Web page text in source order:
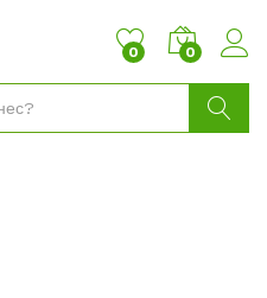
0 0